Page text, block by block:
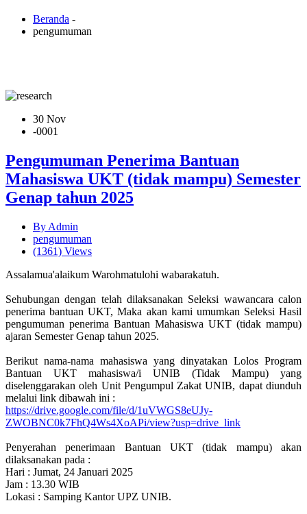
Beranda -
pengumuman
30 Nov
-0001
Pengumuman Penerima Bantuan
Mahasiswa UKT (tidak mampu) Semester
Genap tahun 2025
By Admin
pengumuman
(1361) Views
Assalamua'alaikum Warohmatulohi wabarakatuh.
Sehubungan dengan telah dilaksanakan Seleksi wawancara calon
penerima bantuan UKT, Maka akan kami umumkan Seleksi Hasil
pengumuman penerima Bantuan Mahasiswa UKT (tidak mampu)
ajaran Semester Genap tahun 2025.
Berikut nama-nama mahasiswa yang dinyatakan Lolos Program
Bantuan UKT mahasiswa/i UNIB (Tidak Mampu) yang
diselenggarakan oleh Unit Pengumpul Zakat UNIB, dapat diunduh
melalui link dibawah ini :
https://drive.google.com/file/d/1uVWGS8eUJy-
ZWOBNC0k7FhQ4Ws4XoAPi/view?usp=drive_link
Penyerahan penerimaan Bantuan UKT (tidak mampu) akan
dilaksanakan pada :
Hari : Jumat, 24 Januari 2025
Jam : 13.30 WIB
Lokasi : Samping Kantor UPZ UNIB.